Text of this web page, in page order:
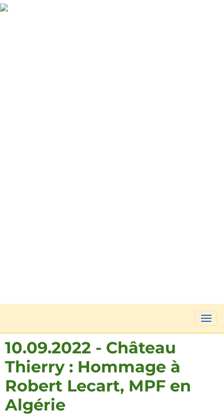
10.09.2022 - Château
Thierry : Hommage à
Robert Lecart, MPF en
Algérie